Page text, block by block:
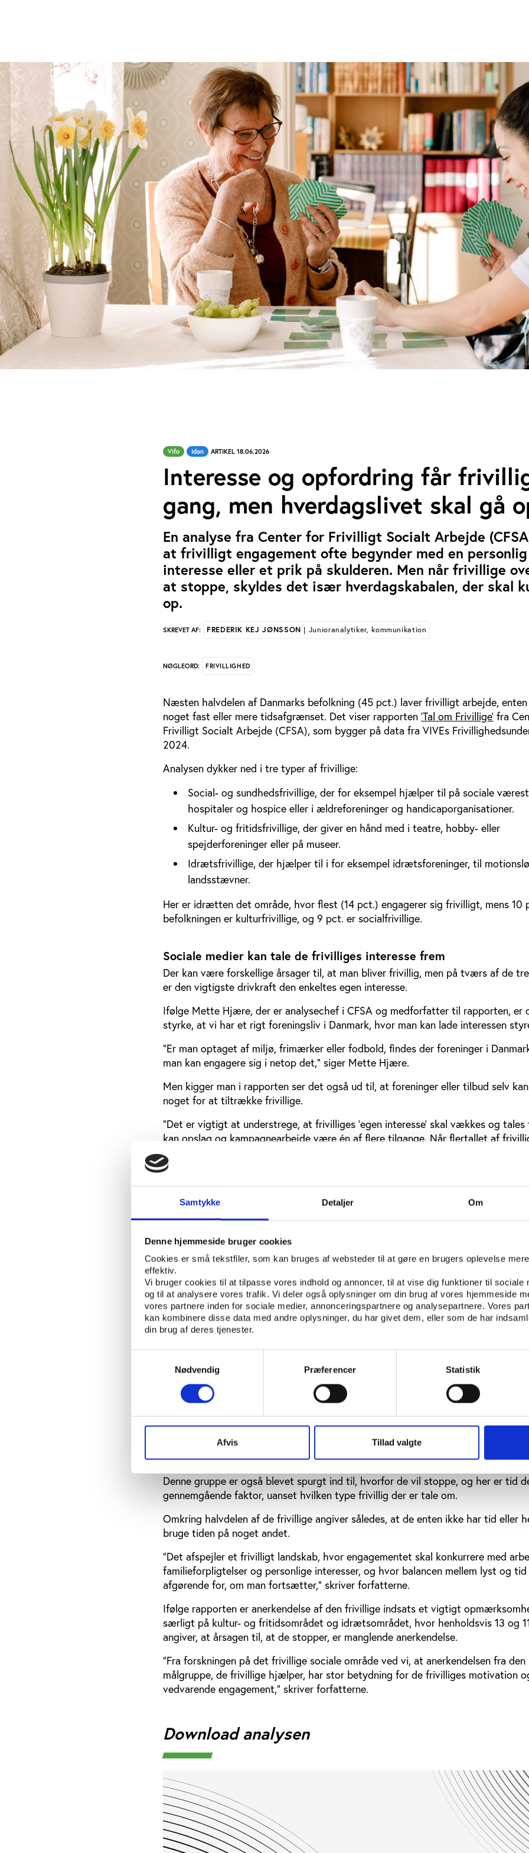
Samtykke Detaljer Om
Denne hjemmeside bruger cookies
Cookies er små tekstfiler, som kan bruges af websteder til at gøre en brugers oplevelse mere
effektiv.
Vi bruger cookies til at tilpasse vores indhold og annoncer, til at vise dig funktioner til sociale
og til at analysere vores trafik. Vi deler også oplysninger om din brug af vores hjemmeside
vores partnere inden for sociale medier, annonceringspartnere og analysepartnere. Vores
kan kombinere disse data med andre oplysninger, du har givet dem, eller som de har
din brug af deres tjenester.
Nødvendig
Præferencer Statistik
Afvis Tillad valgte
Vifo Idan ARTIKEL 18.06.2026
Interesse og opfordring får
gang, men hverdagslivet skal gå
En analyse fra Center for Frivilligt Socialt Arbejde
at frivilligt engagement ofte begynder med en personlig
interesse eller et prik på skulderen. Men når frivillige
at stoppe, skyldes det især hverdagskabalen, der skal
op.
SKREVET AF: FREDERIK KEJ JØNSSON | Junioranalytiker, kommunikation
NØGLEORD: FRIVILLIGHED
Næsten halvdelen af Danmarks befolkning (45 pct.) laver frivilligt arbejde, enten
noget fast eller mere tidsafgrænset. Det viser rapporten ’Tal om Frivillige’ fra
Frivilligt Socialt Arbejde (CFSA), som bygger på data fra VIVEs
2024.
Analysen dykker ned i tre typer af frivillige:
Social- og sundhedsfrivillige, der for eksempel hjælper til på sociale
hospitaler og hospice eller i ældreforeninger og handicaporganisationer.
Kultur- og fritidsfrivillige, der giver en hånd med i teatre, hobby- eller
spejderforeninger eller på museer.
Idrætsfrivillige, der hjælper til i for eksempel idrætsforeninger, til
landsstævner.
Her er idrætten det område, hvor flest (14 pct.) engagerer sig frivilligt, mens 10
befolkningen er kulturfrivillige, og 9 pct. er socialfrivillige.
Sociale medier kan tale de frivilliges interesse frem
Der kan være forskellige årsager til, at man bliver frivillig, men på tværs af de
er den vigtigste drivkraft den enkeltes egen interesse.
Ifølge Mette Hjære, der er analysechef i CFSA og medforfatter til rapporten, er
styrke, at vi har et rigt foreningsliv i Danmark, hvor man kan lade interessen
"Er man optaget af miljø, frimærker eller fodbold, findes der foreninger i
man kan engagere sig i netop det," siger Mette Hjære.
Men kigger man i rapporten ser det også ud til, at foreninger eller tilbud selv
noget for at tiltrække frivillige.
”Det er vigtigt at understrege, at frivilliges ’egen interesse’ skal vækkes og
kan opslag og kampagnearbejde være én af flere tilgange. Når flertallet af
at de blev frivillige grundet egen interesse, kan det ikke udelukkes, at interessen
påvirket af f.eks. opslag og kampagner, de har set,” skriver CSFA i rapporten.
"Jo bedre foreningerne er til at vise, hvordan man kan udleve sine interesser og
hos dem, desto lettere bliver det for nye frivillige at se sig selv som en del af
fællesskabet,” uddyber Mette Hjære.
Det er særligt social- og sundhedsfrivillige, der svarer, at de er blevet inspireret
arbejde frivilligt inden for området på baggrund af opslag i medier. Faktisk
pct. af de social- og sundhedsfrivillige, hvilket er dobbelt så mange som blandt
fritidsfrivillige og tre gange så mange som blandt idrætsfrivillige.
Men for langt de fleste gælder det dog på tværs af de tre områder, at de er
opfordret eller valgt til at være frivillige (53-64 pct.), mens 39 pct. af de
det, fordi deres børn går til den aktivitet, de er frivillige i.
Størstedelen af de frivillige har planer om at fastholde
Der er også variation på tværs af de tre typer af frivillige, når det kommer til
om at stoppe med at være frivillig.
Generelt har størstedelen af de frivillige planer om at fortsætte deres
31 pct. af de idrætsfrivillige, 27 pct. af de social- og sundhedsfrivillige og 26
kulturfrivillige enten har besluttet sig for at stoppe eller overvejer det.
Denne gruppe er også blevet spurgt ind til, hvorfor de vil stoppe, og her er tid
gennemgående faktor, uanset hvilken type frivillig der er tale om.
Omkring halvdelen af de frivillige angiver således, at de enten ikke har tid eller
bruge tiden på noget andet.
”Det afspejler et frivilligt landskab, hvor engagementet skal konkurrere med
familieforpligtelser og personlige interesser, og hvor balancen mellem lyst og tid
afgørende for, om man fortsætter,” skriver forfatterne.
Ifølge rapporten er anerkendelse af den frivillige indsats et vigtigt
særligt på kultur- og fritidsområdet og idrætsområdet, hvor henholdsvis 13 og
angiver, at årsagen til, at de stopper, er manglende anerkendelse.
”Fra forskningen på det frivillige sociale område ved vi, at anerkendelsen fra den
målgruppe, de frivillige hjælper, har stor betydning for de frivilliges motivation
vedvarende engagement,” skriver forfatterne.
Download analysen